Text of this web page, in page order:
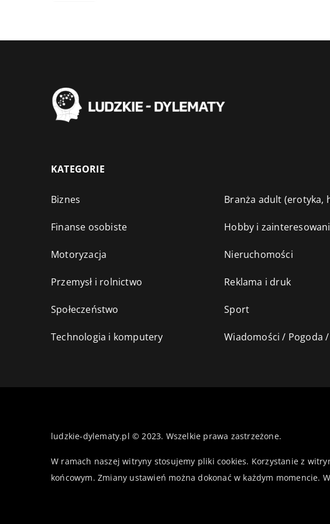
KATEGORIE
Biznes Branża adult (erotyka,
Finanse osobiste Hobby i
Motoryzacja Nieruchomości
Przemysł i rolnictwo Reklama i druk
Społeczeństwo Sport
Technologia i komputery Wiadomości / Pogoda
ludzkie-dylematy.pl © 2023. Wszelkie prawa zastrzeżone.
W ramach naszej witryny stosujemy pliki cookies. Korzystanie z
końcowym. Zmiany ustawień można dokonać w każdym momencie.